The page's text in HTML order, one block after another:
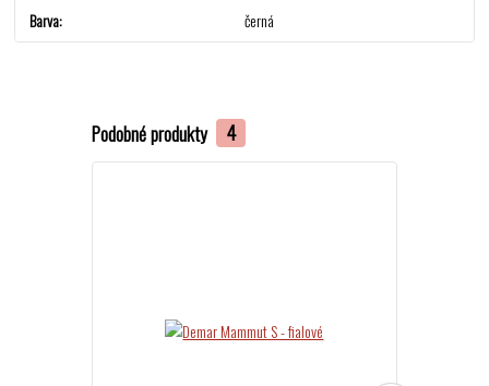
Barva černá
Podobné produkty 4